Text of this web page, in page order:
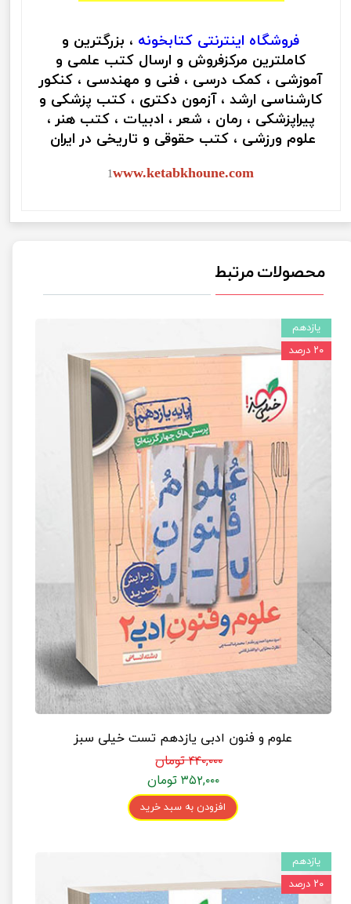
فروشگاه اینترنتی کتابخونه ، بزرگترین و
کاملترین مرکزفروش و ارسال کتب علمی و
آموزشی ، کمک درسی ، فنی و مهندسی ، کنکور
کارشناسی ارشد ، آزمون دکتری ، کتب پزشکی و
پیراپزشکی ، رمان ، شعر ، ادبیات ، کتب هنر ،
علوم ورزشی ، کتب حقوقی و تاریخی در ایران
1www.ketabkhoune.com
محصولات مرتبط
علوم و فنون ادبی یازدهم تست خیلی سبز
۴۴۰,۰۰۰ تومان
۳۵۲,۰۰۰ تومان
افزودن به سبد خرید
یازدهم
۲۰ درصد
یازدهم
۲۰ درصد